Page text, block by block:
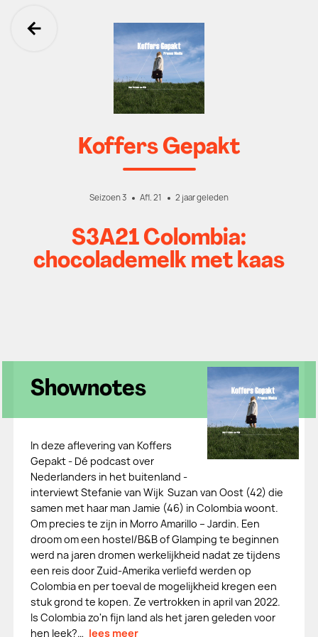
Ga terug
Koffers Gepakt
Seizoen 3 Afl. 21 2 jaar geleden
S3A21 Colombia:
chocolademelk met kaas
Shownotes
In deze aflevering van Koffers
Gepakt - Dé podcast over
Nederlanders in het buitenland -
interviewt Stefanie van Wijk Suzan van Oost (42) die
samen met haar man Jamie (46) in Colombia woont.
Om precies te zijn in Morro Amarillo – Jardin. Een
droom om een hostel/B&B of Glamping te beginnen
werd na jaren dromen werkelijkheid nadat ze tijdens
een reis door Zuid-Amerika verliefd werden op
Colombia en per toeval de mogelijkheid kregen een
stuk grond te kopen. Ze vertrokken in april van 2022.
Is Colombia zo'n fijn land als het jaren geleden voor
hen leek?… lees meer